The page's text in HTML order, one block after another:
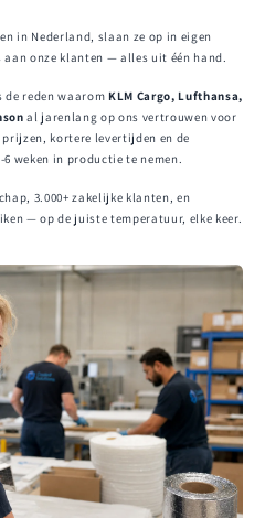
in Nederland, slaan ze op in eigen
onze klanten — alles uit één hand.
reden waarom KLM Cargo, Lufthansa,
al jarenlang op ons vertrouwen voor
kortere levertijden en de
weken in productie te nemen.
3.000+ zakelijke klanten, en
— op de juiste temperatuur, elke keer.